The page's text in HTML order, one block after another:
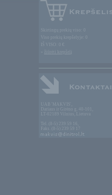
Skirtingų prekių viso: 0
Viso prekių krepšelyje: 0
IŠ VISO: 0 €
» žiūrėti krepšelį
UAB 'MAKVIS',
Dariaus ir Girėno g. 40-101,
LT-02189 Vilnius, Lietuva
Tel. (8-5) 239 59 16,
Faks. (8-5) 239 59 17